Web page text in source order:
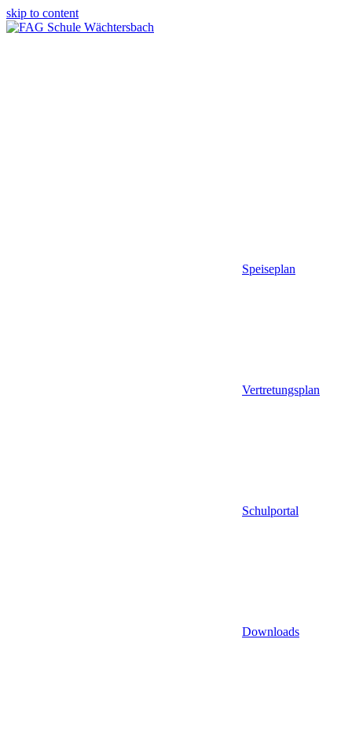
skip to content
Speiseplan
Vertretungsplan
Schulportal
Downloads